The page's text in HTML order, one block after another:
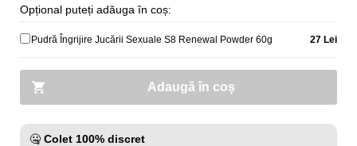
Opțional puteți adăuga în coș:
Pudră Îngrijire Jucării Sexuale S8 Renewal Powder 60g 27 Lei
Adaugă în coș
🤐 Colet 100% discret